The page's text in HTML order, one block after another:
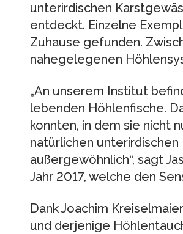
unterirdischen
entdeckt. Einzelne
Zuhause gefunden.
nahegelegenen
„An unserem Institut
lebenden Höhlenfische.
konnten, in dem sie nicht
natürlichen
außergewöhnlich“, sagt
Jahr 2017, welche den
Dank Joachim
und derjenige